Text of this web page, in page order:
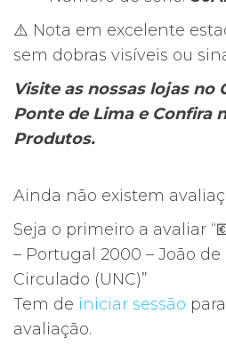
⚠️ Nota em excelente
sem dobras visíveis ou
Visite as nossas lojas no
Ponte de Lima e Confira
Produtos.
Ainda não existem
Seja o primeiro a avaliar
– Portugal 2000 – João de
Circulado (UNC)”
Tem de iniciar sessão
avaliação.